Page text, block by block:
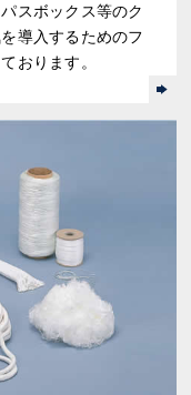
スボックス等のク
導入するためのフ
おります。